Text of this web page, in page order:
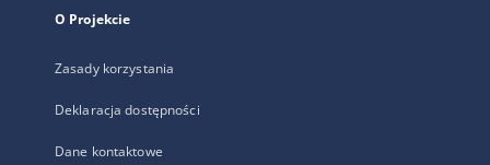
O Projekcie
Zasady korzystania
Deklaracja dostępności
Dane kontaktowe